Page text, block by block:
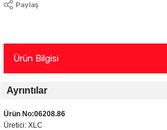
Paylaş
Ürün Bilgisi
Ayrıntılar
Ürün No:06208.86
Üretici: XLC